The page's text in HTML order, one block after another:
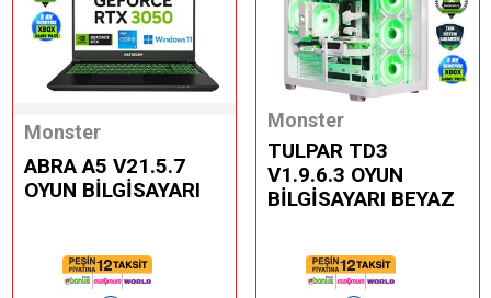
Monster
ABRA A5 V21.5.7
OYUN BİLGİSAYARI
Monster
TULPAR TD3
V1.9.6.3 OYUN
BİLGİSAYARI BEYAZ